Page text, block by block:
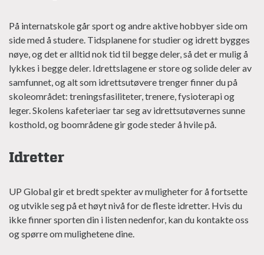
På internatskole går sport og andre aktive hobbyer side om
side med å studere. Tidsplanene for studier og idrett bygges
nøye, og det er alltid nok tid til begge deler, så det er mulig å
lykkes i begge deler. Idrettslagene er store og solide deler av
samfunnet, og alt som idrettsutøvere trenger finner du på
skoleområdet: treningsfasiliteter, trenere, fysioterapi og
leger. Skolens kafeteriaer tar seg av idrettsutøvernes sunne
kosthold, og boområdene gir gode steder å hvile på.
Idretter
UP Global gir et bredt spekter av muligheter for å fortsette
og utvikle seg på et høyt nivå for de fleste idretter. Hvis du
ikke finner sporten din i listen nedenfor, kan du kontakte oss
og spørre om mulighetene dine.